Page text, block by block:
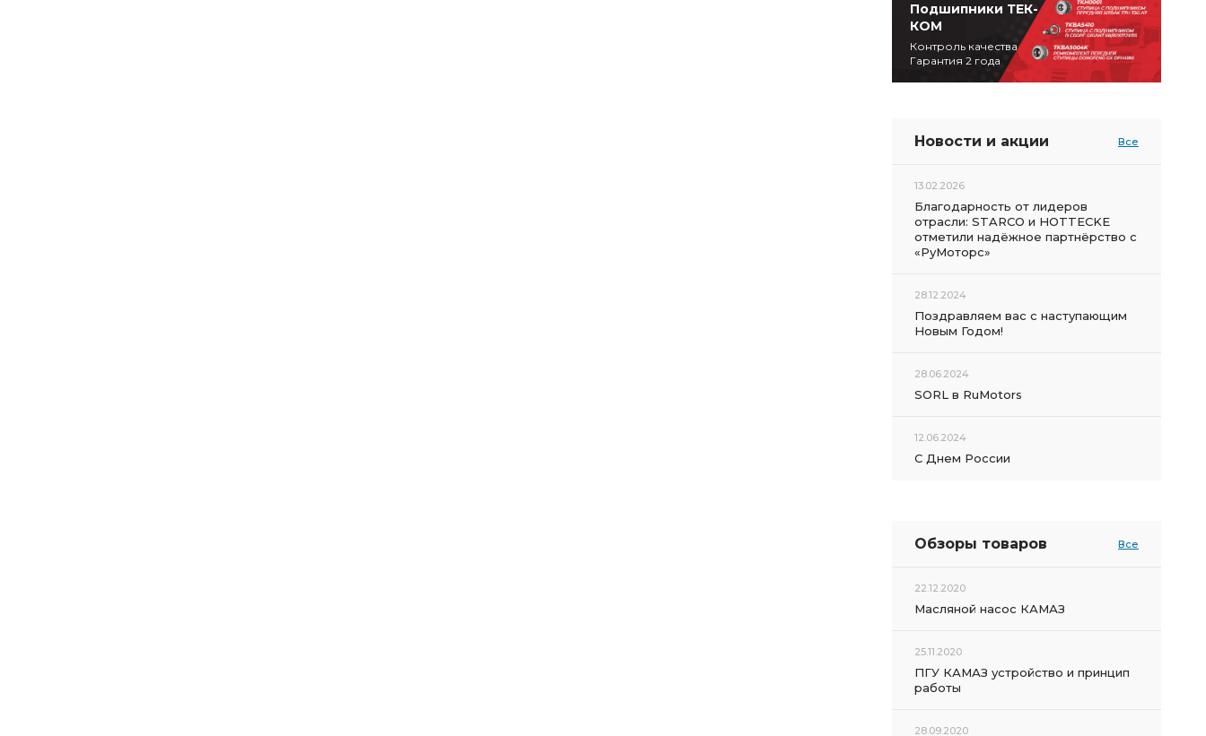
Подшипники ТЕК-
КОМ
Контроль качества
Гарантия 2 года
Новости и акции Все
13.02.2026
Благодарность от лидеров
отрасли: STARCO и HOTTECKE
отметили надёжное партнёрство с
«РуМоторс»
28.12.2024
Поздравляем вас с наступающим
Новым Годом!
28.06.2024
SORL в RuMotors
12.06.2024
С Днем России
Обзоры товаров Все
22.12.2020
Масляной насос КАМАЗ
25.11.2020
ПГУ КАМАЗ устройство и принцип
работы
28.09.2020